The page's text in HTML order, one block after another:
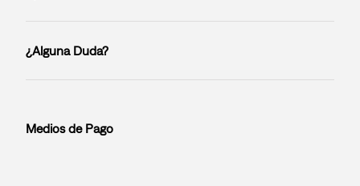
¿Alguna Duda?
Medios de Pago